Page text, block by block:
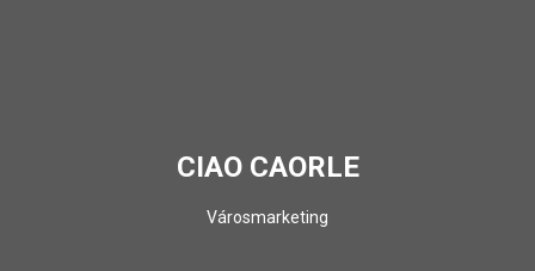
CIAO CAORLE
Városmarketing